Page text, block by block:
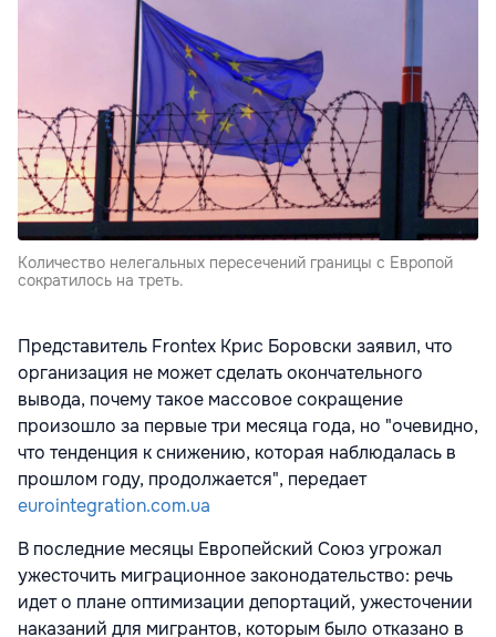
Количество нелегальных пересечений границы с Европой
сократилось на треть.
Представитель Frontex Крис Боровски заявил, что
организация не может сделать окончательного
вывода, почему такое массовое сокращение
произошло за первые три месяца года, но "очевидно,
что тенденция к снижению, которая наблюдалась в
прошлом году, продолжается", передает
eurointegration.com.ua
В последние месяцы Европейский Союз угрожал
ужесточить миграционное законодательство: речь
идет о плане оптимизации депортаций, ужесточении
наказаний для мигрантов, которым было отказано в